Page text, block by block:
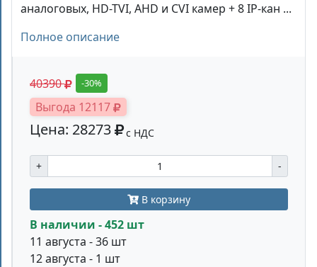
аналоговых, HD-TVI, AHD и CVI камер + 8 IP-кан ...
Полное описание
40390 -30%
Выгода 12117
Цена: 28273 с НДС
+ -
В корзину
В наличии - 452 шт
11 августа - 36 шт
12 августа - 1 шт